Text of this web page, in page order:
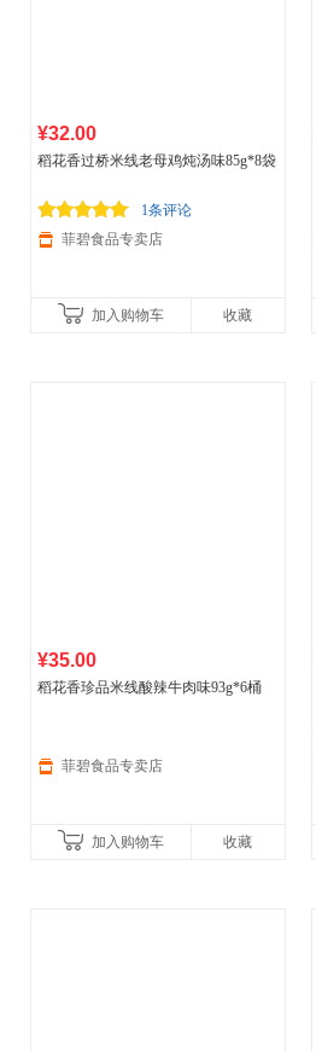
¥32.00
稻花香过桥米线老母鸡炖汤味85g*8袋
1条评论
菲碧食品专卖店
加入购物车 收藏
¥35.00
稻花香珍品米线酸辣牛肉味93g*6桶
菲碧食品专卖店
加入购物车 收藏